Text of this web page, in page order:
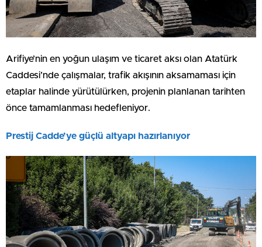
Arifiye’nin en yoğun ulaşım ve ticaret aksı olan Atatürk
Caddesi’nde çalışmalar, trafik akışının aksamaması için
etaplar halinde yürütülürken, projenin planlanan tarihten
önce tamamlanması hedefleniyor.
Prestij Cadde’ye güçlü altyapı hazırlanıyor